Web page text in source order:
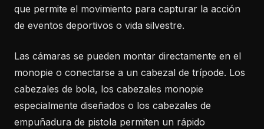
que permite el movimiento para capturar la acción
de eventos deportivos o vida silvestre.
Las cámaras se pueden montar directamente en el
monopie o conectarse a un cabezal de trípode. Los
cabezales de bola, los cabezales monopie
especialmente diseñados o los cabezales de
empuñadura de pistola permiten un rápido